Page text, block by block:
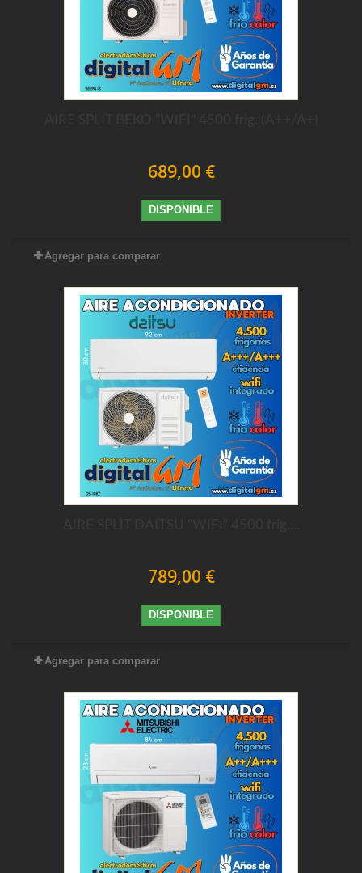
689,00 €
DISPONIBLE
Agregar para comparar
789,00 €
DISPONIBLE
Agregar para comparar